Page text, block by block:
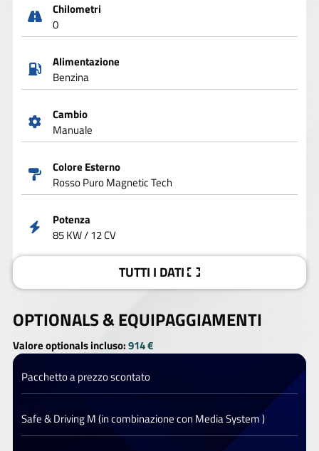
Chilometri
0
Alimentazione
Benzina
Cambio
Manuale
Colore Esterno
Rosso Puro Magnetic Tech
Potenza
85 KW / 12 CV
TUTTI I DATI
OPTIONALS &EQUIPAGGIAMENTI
Valore optionals incluso:914 €
Pacchetto a prezzo scontato
Safe & Driving M (in combinazione con Media System )